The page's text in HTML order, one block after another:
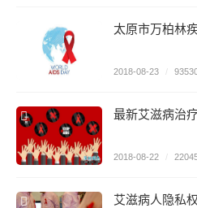
太原市万柏林
2018-08-23 /
最新艾滋病治
2018-08-22 /
艾滋病人隐私